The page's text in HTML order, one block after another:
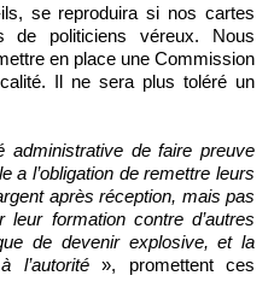
se reproduira si nos cartes
de politiciens véreux. Nous
en place une Commission
Il ne sera plus toléré un
administrative de faire preuve
a l’obligation de remettre leurs
après réception, mais pas
formation contre d’autres
de devenir explosive, et la
l’autorité», promettent ces